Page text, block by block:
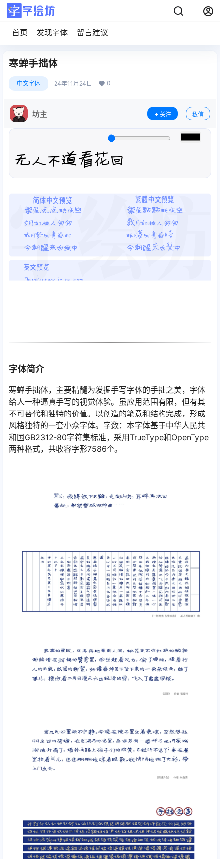
首页 发现字体 留言建议
寒蝉手拙体
中文字体 24年11月24日 0
坊主 关注 私信
无人不道看花回
字体简介
寒蝉手拙体，主要精髓为发掘手写字体的手拙之美，字体
给人一种逼真手写的视觉体验。虽应用范围有限，但有其
不可替代和独特的价值。以创造的笔意和结构完成，形成
风格独特的一套小众字体。字数：本字体基于中华人民共
和国GB2312-80字符集标准，采用TrueType和OpenType
两种格式，共收容字形7586个。